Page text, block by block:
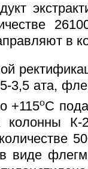
в
3,5 ата,
+115oС
колонны К-
виде